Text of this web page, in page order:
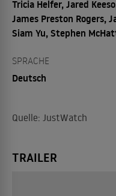
Tricia Helfer, Jared
James Preston Rogers,
Siam Yu, Stephen
SPRACHE
Deutsch
Quelle: JustWatch
TRAILER